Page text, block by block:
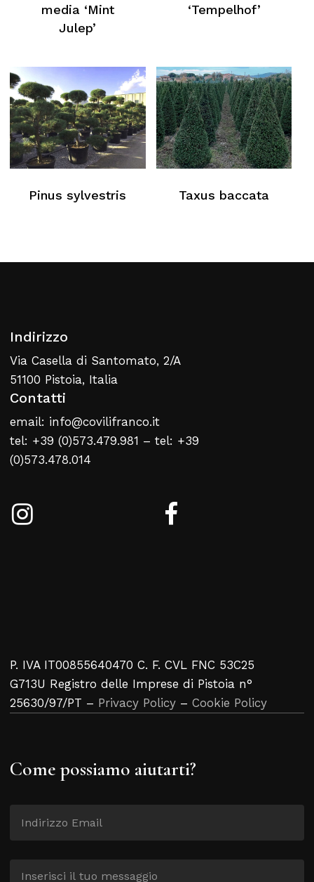
Nessun prodotto nel carrello
media ‘Mint
Julep’
‘Tempelhof’
Pinus sylvestris Taxus baccata
Indirizzo
Via Casella di Santomato, 2/A
51100 Pistoia, Italia
Contatti
email: info@covilifranco.it
tel: +39 (0)573.479.981 – tel: +39
(0)573.478.014
P. IVA IT00855640470 C. F. CVL FNC 53C25
G713U Registro delle Imprese di Pistoia n°
25630/97/PT – Privacy Policy – Cookie Policy
Come possiamo aiutarti?